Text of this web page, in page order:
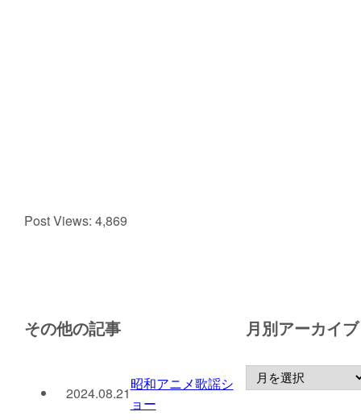
Post Views: 4,869
その他の記事
2024.08.21
昭和アニメ歌謡シ
ョー
月別アーカイブ